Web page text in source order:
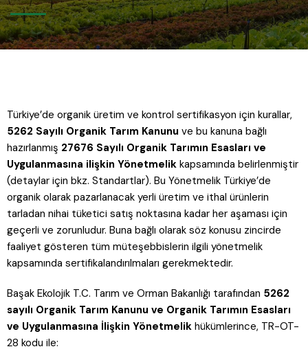
Türkiye’de organik üretim ve kontrol sertifikasyon için kurallar,
5262 Sayılı Organik Tarım Kanunu ve bu kanuna bağlı
hazırlanmış 27676 Sayılı Organik Tarımın Esasları ve
Uygulanmasına ilişkin Yönetmelik kapsamında belirlenmiştir
(detaylar için bkz. Standartlar). Bu Yönetmelik Türkiye’de
organik olarak pazarlanacak yerli üretim ve ithal ürünlerin
tarladan nihai tüketici satış noktasına kadar her aşaması için
geçerli ve zorunludur. Buna bağlı olarak söz konusu zincirde
faaliyet gösteren tüm müteşebbislerin ilgili yönetmelik
kapsamında sertifikalandırılmaları gerekmektedir.
Başak Ekolojik T.C. Tarım ve Orman Bakanlığı tarafından 5262
sayılı Organik Tarım Kanunu ve Organik Tarımın Esasları
ve Uygulanmasına İlişkin Yönetmelik hükümlerince, TR-OT-
28 kodu ile: